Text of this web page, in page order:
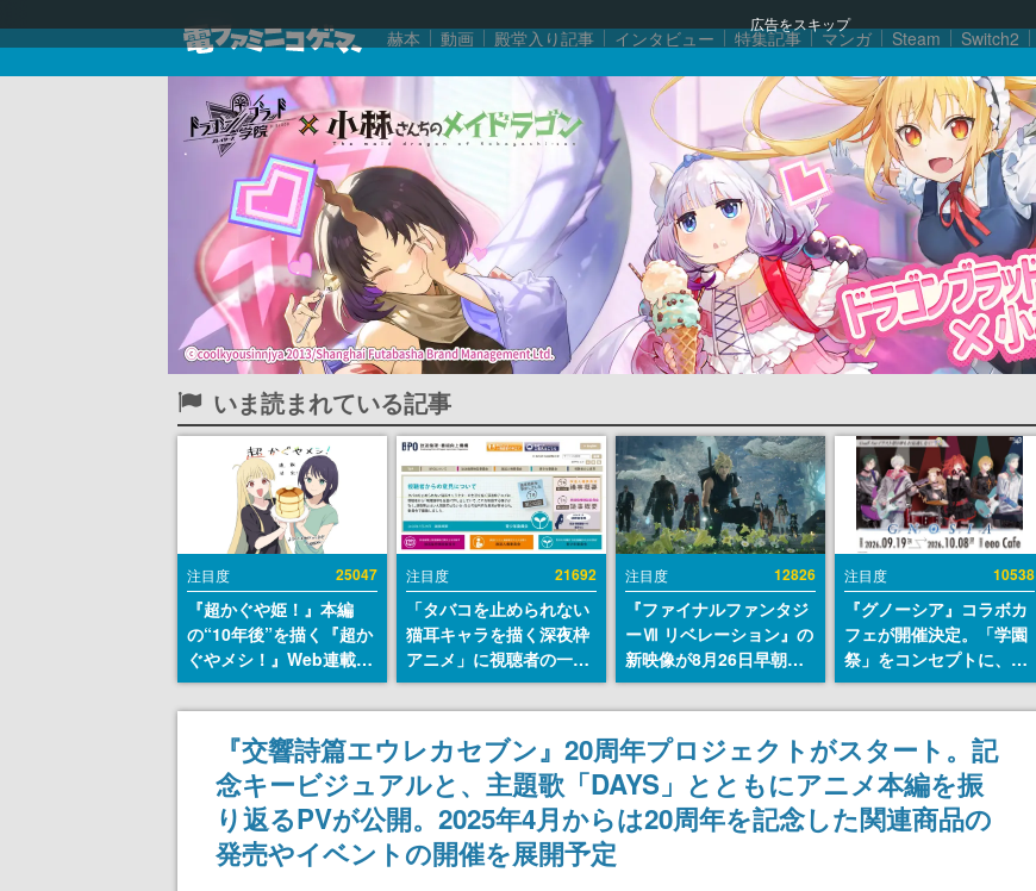
広告をスキップ
赫本 動画 殿堂入り記事 インタビュー 特集記事 マンガ Steam Switch2
いま読まれている記事
注目度 25047
『超かぐや姫！』本編
の“10年後”を描く『超か
ぐやメシ！』Web連載決
定。新たなWebマンガレ
ーベル「ビビビコミッ
ク」にて特別話が掲載ス
タート、あのお話には…
まだ続きがある！
注目度 21692
「タバコを止められない
猫耳キャラを描く深夜枠
アニメ」に視聴者の一部
から批判意見。違法薬物
の使用と思しき描写も含
めて、BPOが議論を交わ
す
注目度 12826
『ファイナルファンタジ
ーⅦ リベレーション』の
新映像が8月26日早朝に
公開へ。『FF7』リメイ
クシリーズの完結編、
「gamescom」のオープ
ニングナイトライブにて
ディレクターの浜口直樹
氏が登壇する予定
注目度 10538
『グノーシア』コラボカ
フェが開催決定。「学園
祭」をコンセプトに、模
擬店やセツやSQ、ラキオ
たちが学祭バンドを楽し
む様子を切り取った新グ
ッズが展開
『交響詩篇エウレカセブン』20周年プロジェクトがスタート。記
念キービジュアルと、主題歌「DAYS」とともにアニメ本編を振
り返るPVが公開。2025年4月からは20周年を記念した関連商品の
発売やイベントの開催を展開予定